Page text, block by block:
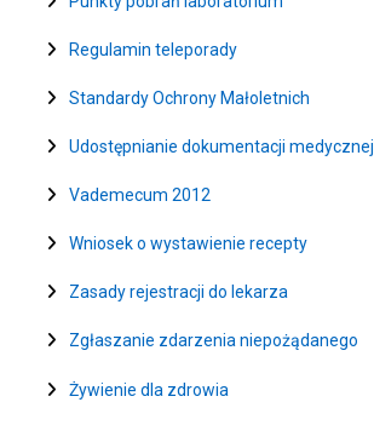
Regulamin teleporady
Standardy Ochrony Małoletnich
Udostępnianie dokumentacji medycznej
Vademecum 2012
Wniosek o wystawienie recepty
Zasady rejestracji do lekarza
Zgłaszanie zdarzenia niepożądanego
Żywienie dla zdrowia